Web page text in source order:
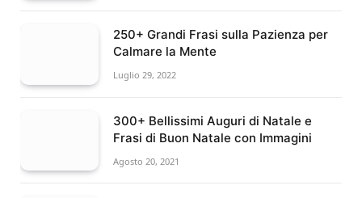
250+ Grandi Frasi sulla Pazienza per
Calmare la Mente
Luglio 29, 2022
300+ Bellissimi Auguri di Natale e
Frasi di Buon Natale con Immagini
Agosto 20, 2021